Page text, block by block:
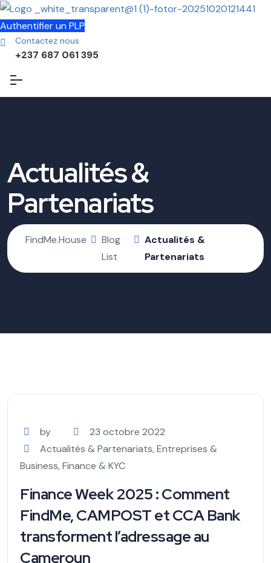
Authentifier un PLP
Contactez nous
+237 687 061 395
Actualités &
Partenariats
FindMe.House
Blog
List
Actualités &
Partenariats
by
23 octobre 2022
Actualités & Partenariats,Entreprises &
Business,Finance & KYC
Finance Week 2025 : Comment
FindMe, CAMPOST et CCA Bank
transforment l’adressage au
Cameroun